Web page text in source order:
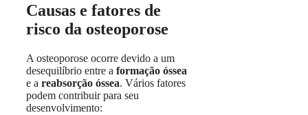
Causas e fatores de
risco da osteoporose
A osteoporose ocorre devido a um
desequilíbrio entre a formação óssea
e a reabsorção óssea. Vários fatores
podem contribuir para seu
desenvolvimento: